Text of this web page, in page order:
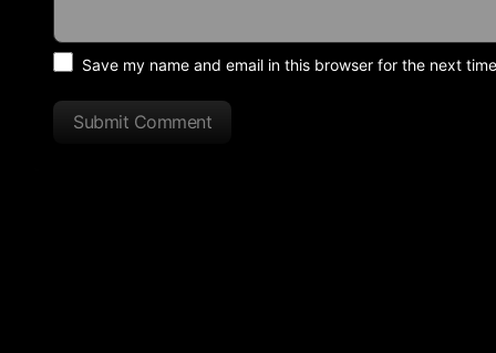
Save my name and email in this browser for the next
Submit Comment